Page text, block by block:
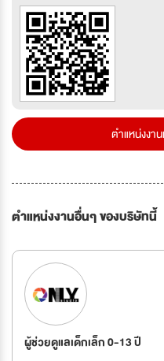
ตำแหน่งงา
ตำแหน่งงานอื่นๆ ของบริษัทนี้
ผู้ช่วยดูแลเด็กเล็ก 0-13 ปี